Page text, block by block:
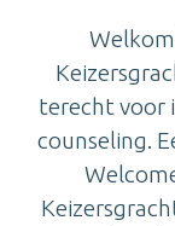
terecht voor
counseling.